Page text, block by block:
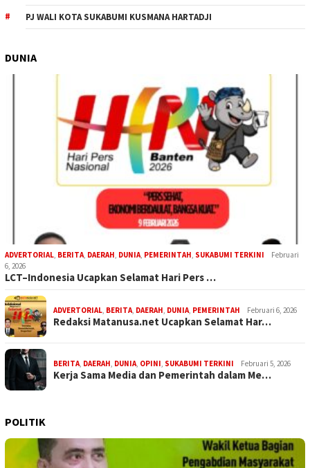
PJ WALI KOTA SUKABUMI KUSMANA HARTADJI
DUNIA
ADVERTORIAL BERITA DAERAH DUNIA PEMERINTAH SUKABUMI TERKINI
Februari
6, 2026
LCT–Indonesia Ucapkan Selamat Hari Pers …
ADVERTORIAL BERITA DAERAH DUNIA PEMERINTAH Februari 6, 2026
Redaksi Matanusa.net Ucapkan Selamat Har…
BERITA DAERAH DUNIA OPINI SUKABUMI TERKINI Februari 5, 2026
Kerja Sama Media dan Pemerintah dalam Me…
POLITIK